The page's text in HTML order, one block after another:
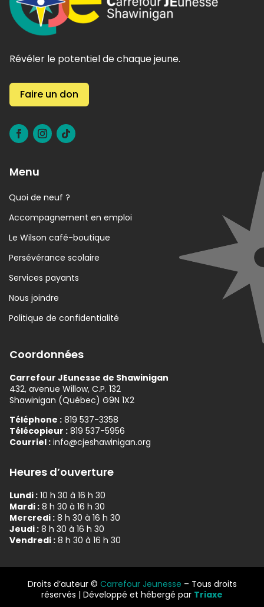
Révéler le potentiel de chaque jeune.
Faire un don
Menu
Quoi de neuf ?
Accompagnement en emploi
Le Wilson café-boutique
Persévérance scolaire
Services payants
Nous joindre
Politique de confidentialité
Coordonnées
Carrefour JEunesse de Shawinigan
432, avenue Willow, C.P. 132
Shawinigan (Québec) G9N 1X2
Téléphone : 819 537-3358
Télécopieur : 819 537-5956
Courriel : info@cjeshawinigan.org
Heures d’ouverture
Lundi :10 h 30 à 16 h 30
Mardi :8 h 30 à 16 h 30
Mercredi :8 h 30 à 16 h 30
Jeudi :8 h 30 à 16 h 30
Vendredi :8 h 30 à 16 h 30
Droits d’auteur © Carrefour Jeunesse – Tous droits
réservés | Développé et hébergé par Triaxe